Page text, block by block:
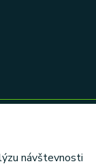
návštevnosti